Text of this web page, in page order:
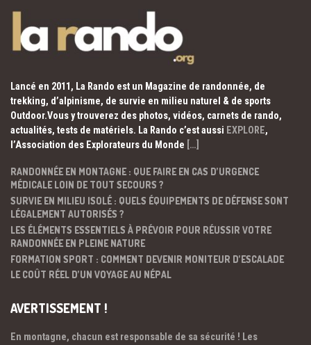
Lancé en 2011, La Rando est un Magazine de randonnée, de
trekking, d’alpinisme, de survie en milieu naturel & de sports
Outdoor.Vous y trouverez des photos, vidéos, carnets de rando,
actualités, tests de matériels. La Rando c’est aussi EXPLORE,
l’Association des Explorateurs du Monde […]
RANDONNÉE EN MONTAGNE : QUE FAIRE EN CAS D’URGENCE
MÉDICALE LOIN DE TOUT SECOURS ?
SURVIE EN MILIEU ISOLÉ : QUELS ÉQUIPEMENTS DE DÉFENSE SONT
LÉGALEMENT AUTORISÉS ?
LES ÉLÉMENTS ESSENTIELS À PRÉVOIR POUR RÉUSSIR VOTRE
RANDONNÉE EN PLEINE NATURE
FORMATION SPORT : COMMENT DEVENIR MONITEUR D’ESCALADE
LE COÛT RÉEL D’UN VOYAGE AU NÉPAL
AVERTISSEMENT !
En montagne, chacun est responsable de sa sécurité ! Les